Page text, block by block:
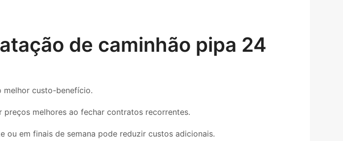
de caminhão pipa 24
melhor custo-benefício.
melhores ao fechar contratos recorrentes.
ou em finais de semana pode reduzir custos adicionais.